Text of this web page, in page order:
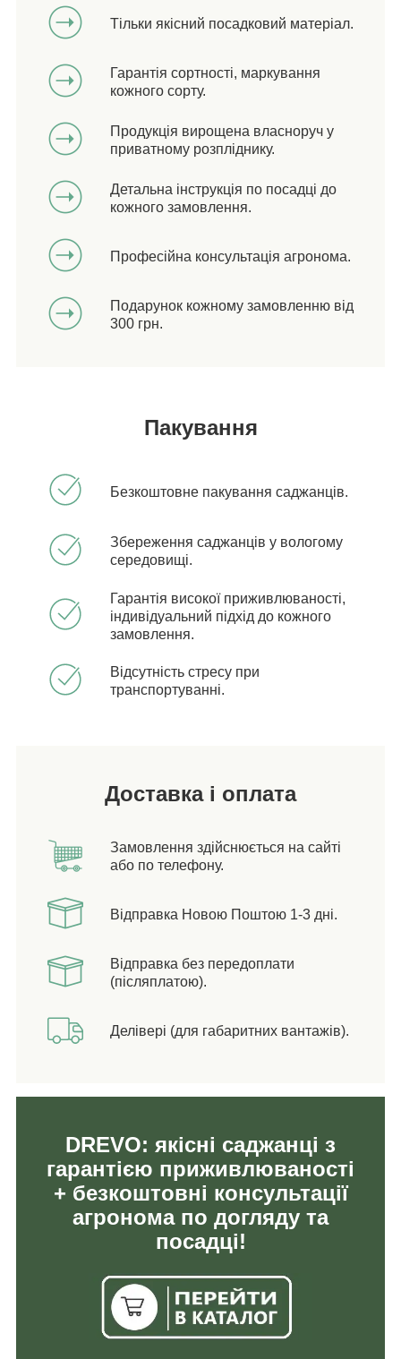
Тільки якісний посадковий матеріал.
Гарантія сортності, маркування
кожного сорту.
Продукція вирощена власноруч у
приватному розпліднику.
Детальна інструкція по посадці до
кожного замовлення.
Професійна консультація агронома.
Подарунок кожному замовленню від
300 грн.
Пакування
Безкоштовне пакування саджанців.
Збереження саджанців у вологому
середовищі.
Гарантія високої приживлюваності,
індивідуальний підхід до кожного
замовлення.
Відсутність стресу при
транспортуванні.
Доставка і оплата
Замовлення здійснюється на сайті
або по телефону.
Відправка Новою Поштою 1-3 дні.
Відправка без передоплати
(післяплатою).
Делівері (для габаритних вантажів).
DREVO: якісні саджанці з
гарантією приживлюваності
+ безкоштовні консультації
агронома по догляду та
посадці!